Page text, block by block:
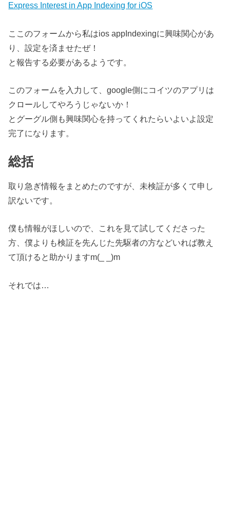
Express Interest in App Indexing for iOS
ここのフォームから私はios appIndexingに興味関心があ
り、設定を済ませたぜ！
と報告する必要があるようです。
このフォームを入力して、google側にコイツのアプリは
クロールしてやろうじゃないか！
とグーグル側も興味関心を持ってくれたらいよいよ設定
完了になります。
総括
取り急ぎ情報をまとめたのですが、未検証が多くて申し
訳ないです。
僕も情報がほしいので、これを見て試してくださった
方、僕よりも検証を先んじた先駆者の方などいれば教え
て頂けると助かりますm(_ _)m
それでは…